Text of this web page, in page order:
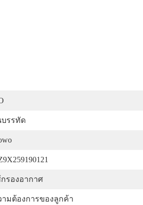
บรรทัด
รองอากาศ
ามต้องการของลูกค้า